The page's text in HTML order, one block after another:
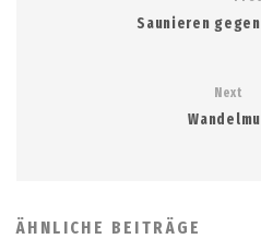
Saunieren
Next
ÄHNLICHE BEITRÄGE